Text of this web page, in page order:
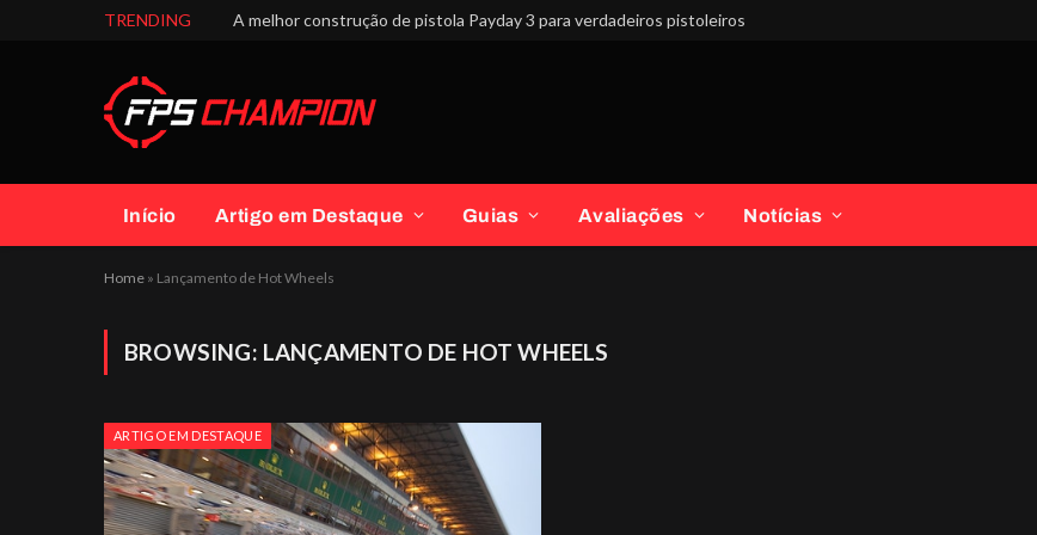
TRENDING A melhor construção de pistola Payday 3 para verdadeiros pistoleiros
Início Artigo em Destaque Guias Avaliações Notícias
Home » Lançamento de Hot Wheels
BROWSING: LANÇAMENTO DE HOT WHEELS
ARTIGO EM DESTAQUE